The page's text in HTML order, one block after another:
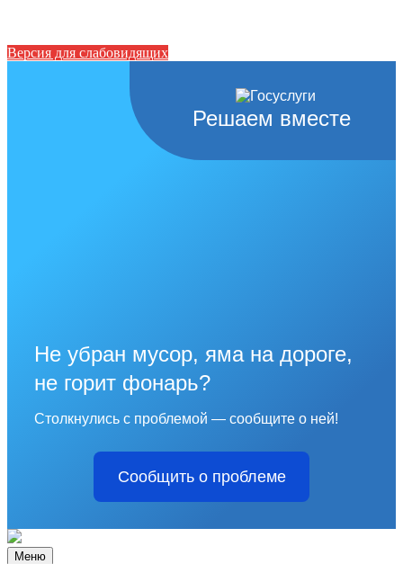
Версия для слабовидящих
Решаем вместе
Не убран мусор, яма на дороге,
не горит фонарь?
Столкнулись с проблемой — сообщите о ней!
Сообщить о проблеме
Меню